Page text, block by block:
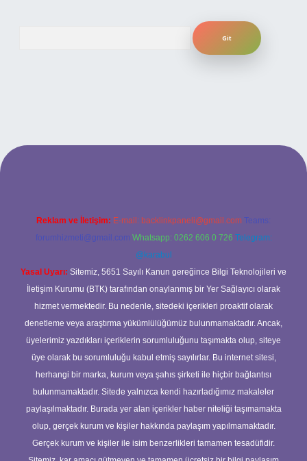
giriş
Reklam ve İletişim: E-mail: backlinkpaneli@gmail.com Teams:
forumhizmeti@gmail.com Whatsapp: 0262 606 0 726 Telegram:
@karabul
Yasal Uyarı: Sitemiz, 5651 Sayılı Kanun gereğince Bilgi Teknolojileri ve
İletişim Kurumu (BTK) tarafından onaylanmış bir Yer Sağlayıcı olarak
hizmet vermektedir. Bu nedenle, sitedeki içerikleri proaktif olarak
denetleme veya araştırma yükümlülüğümüz bulunmamaktadır. Ancak,
üyelerimiz yazdıkları içeriklerin sorumluluğunu taşımakta olup, siteye
üye olarak bu sorumluluğu kabul etmiş sayılırlar. Bu internet sitesi,
herhangi bir marka, kurum veya şahıs şirketi ile hiçbir bağlantısı
bulunmamaktadır. Sitede yalnızca kendi hazırladığımız makaleler
paylaşılmaktadır. Burada yer alan içerikler haber niteliği taşımamakta
olup, gerçek kurum ve kişiler hakkında paylaşım yapılmamaktadır.
Gerçek kurum ve kişiler ile isim benzerlikleri tamamen tesadüfidir.